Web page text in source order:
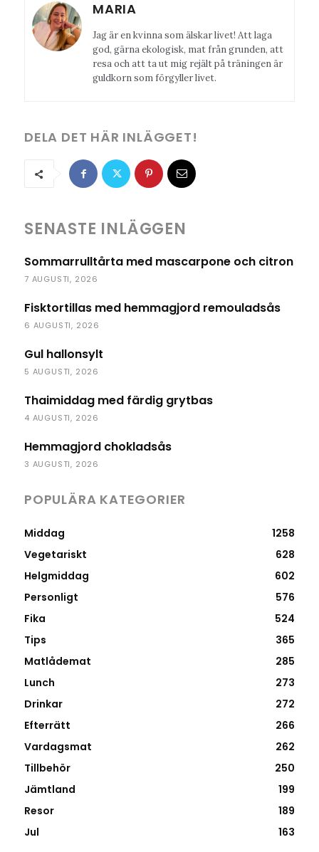
MARIA
Jag är en kvinna som älskar livet! Att laga
god, gärna ekologisk, mat från grunden, att
resa och att ta ut mig rejält på träningen är
guldkorn som förgyller livet.
DELA DET HÄR INLÄGGET!
SENASTE INLÄGGEN
Sommarrulltårta med mascarpone och citron
7 AUGUSTI, 2026
Fisktortillas med hemmagjord remouladsås
6 AUGUSTI, 2026
Gul hallonsylt
5 AUGUSTI, 2026
Thaimiddag med färdig grytbas
4 AUGUSTI, 2026
Hemmagjord chokladsås
3 AUGUSTI, 2026
POPULÄRA KATEGORIER
Middag
1258
Vegetariskt
628
Helgmiddag
602
Personligt
576
Fika
524
Tips
365
Matlådemat
285
Lunch
273
Drinkar
272
Efterrätt
266
Vardagsmat
262
Tillbehör
250
Jämtland
199
Resor
189
Jul
163